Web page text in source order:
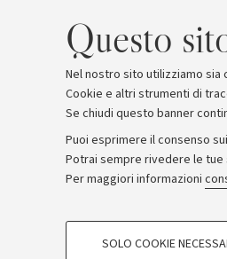
Questo
Nel nostro sito utilizziamo
Cookie e altri strumenti di
Se chiudi questo banner
Puoi esprimere il consenso
Potrai sempre rivedere le
Per maggiori informazioni
COOKIE DI
SOLO COOKIE
Archivio Comunicati stampa
©